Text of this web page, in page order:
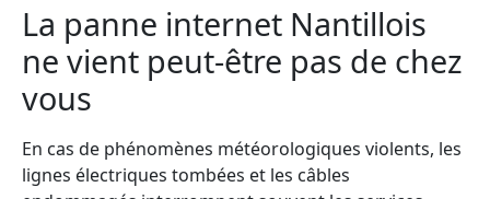
La panne internet Nantillois
ne vient peut-être pas de chez
vous
En cas de phénomènes météorologiques violents, les
lignes électriques tombées et les câbles